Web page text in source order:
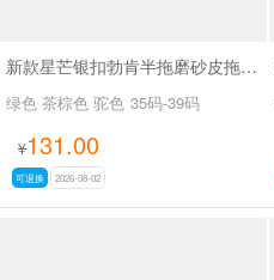
新款星芒银扣勃肯半拖磨砂皮拖鞋SA27109
绿色 茶棕色 驼色 35码-39码
¥131.00
可退换 2026-08-02